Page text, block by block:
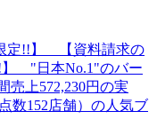
定!!】 【資料請求の
】 "日本No.1"のバー
上572,230円の実
数152店舗）の人気ブ